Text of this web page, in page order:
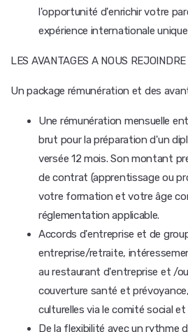
l'opportunité d'enrichir votre
expérience internationale
LES AVANTAGES A NOUS REJOINDRE
Un package rémunération et des
Une rémunération mensuelle
brut pour la préparation d'un
versée 12 mois. Son montant
de contrat (apprentissage ou
votre formation et votre âge
réglementation applicable.
Accords d'entreprise et de
entreprise/retraite,
au restaurant d'entreprise et /
couverture santé et
culturelles via le comité social
De la flexibilité avec un rythme